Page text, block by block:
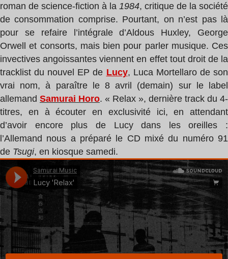
roman de science-fiction à la 1984, critique de la société
de consommation comprise. Pourtant, on n’est pas là
pour se refaire l’intégrale d’Aldous Huxley, George
Orwell et consorts, mais bien pour parler musique. Ces
invectives angoissantes viennent en effet tout droit de la
tracklist du nouvel EP de Lucy, Luca Mortellaro de son
vrai nom, à paraître le 8 avril (demain) sur le label
allemand Samurai Horo. « Relax », dernière track du 4-
titres, en à écouter en exclusivité ici, en attendant
d’avoir encore plus de Lucy dans les oreilles :
l’Allemand nous a préparé le CD mixé du numéro 91
de Tsugi, en kiosque samedi.